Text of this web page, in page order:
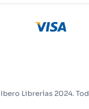
Políticas de
Términos y
Ibero Librerías 2024.